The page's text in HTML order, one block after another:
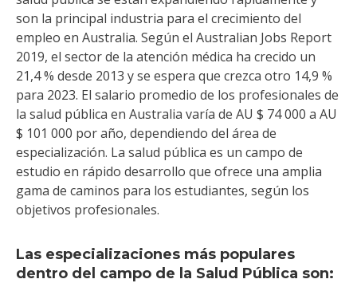
son la principal industria para el crecimiento del
empleo en Australia. Según el Australian Jobs Report
2019, el sector de la atención médica ha crecido un
21,4 % desde 2013 y se espera que crezca otro 14,9 %
para 2023. El salario promedio de los profesionales de
la salud pública en Australia varía de AU $ 74 000 a AU
$ 101 000 por año, dependiendo del área de
especialización. La salud pública es un campo de
estudio en rápido desarrollo que ofrece una amplia
gama de caminos para los estudiantes, según los
objetivos profesionales.
Las especializaciones más populares
dentro del campo de la Salud Pública son: